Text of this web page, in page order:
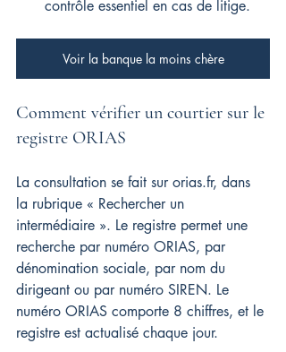
contrôle essentiel en cas de litige.
Voir la banque la moins chère
Comment vérifier un courtier sur le
registre ORIAS
La consultation se fait sur orias.fr, dans
la rubrique « Rechercher un
intermédiaire ». Le registre permet une
recherche par numéro ORIAS, par
dénomination sociale, par nom du
dirigeant ou par numéro SIREN. Le
numéro ORIAS comporte 8 chiffres, et le
registre est actualisé chaque jour.